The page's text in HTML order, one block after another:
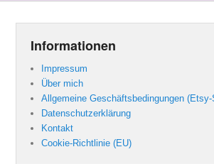
Informationen
Impressum
Über mich
Allgemeine Geschäftsbedingungen (Etsy-
Datenschutzerklärung
Kontakt
Cookie-Richtlinie (EU)